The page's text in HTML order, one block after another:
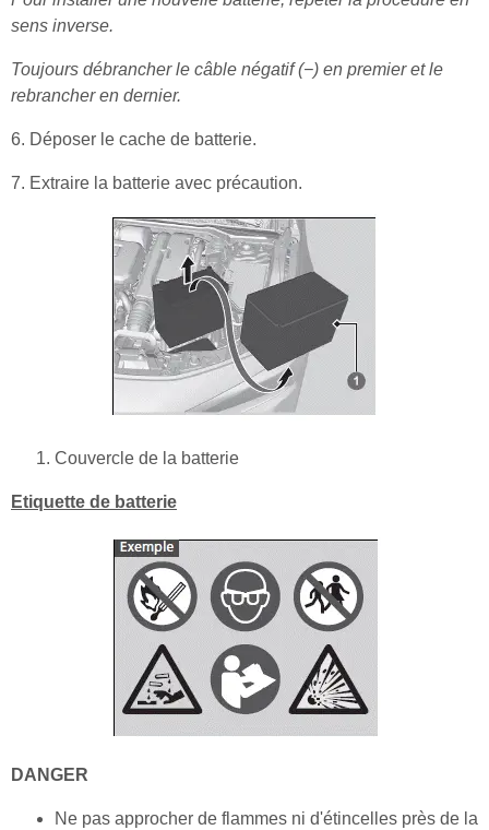
sens inverse.
Toujours débrancher le câble négatif (−) en premier et le
rebrancher en dernier.
6. Déposer le cache de batterie.
7. Extraire la batterie avec précaution.
Couvercle de la batterie
Etiquette de batterie
DANGER
Ne pas approcher de flammes ni d'étincelles près de la